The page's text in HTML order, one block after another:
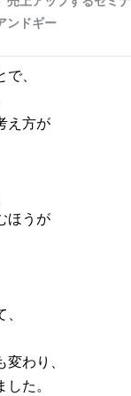
、
え方が
ほうが
わり、
た。